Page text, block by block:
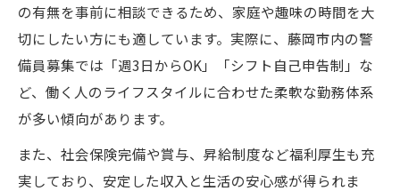
の有無を事前に相談できるため、家庭や趣味の時間を大
切にしたい方にも適しています。実際に、藤岡市内の警
備員募集では「週3日からOK」「シフト自己申告制」な
ど、働く人のライフスタイルに合わせた柔軟な勤務体系
が多い傾向があります。
また、社会保険完備や賞与、昇給制度など福利厚生も充
実しており、安定した収入と生活の安心感が得られま